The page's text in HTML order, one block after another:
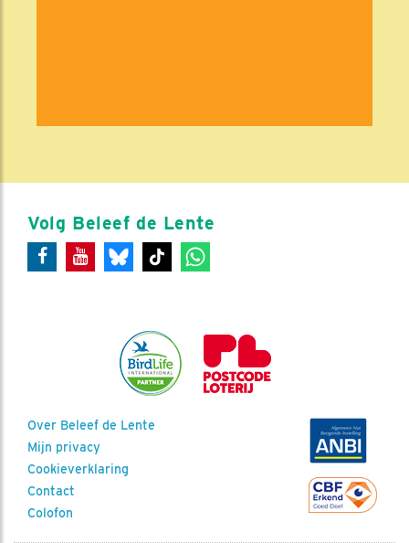
Volg Beleef de Lente
Over Beleef de Lente
Mijn privacy
Cookieverklaring
Contact
Colofon